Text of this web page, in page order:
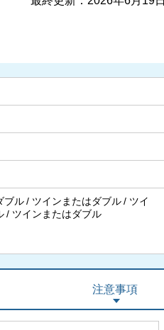
ブル ツインまたはダブル
ツイ
ツインまたはダブル
注意事項